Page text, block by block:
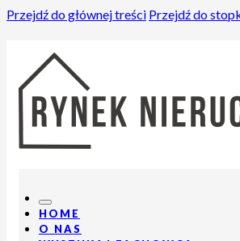
Przejdź do głównej treści Przejdź do
HOME
O NAS